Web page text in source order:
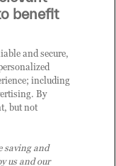
sul blog?
benefit
and secure,
including
By
but not
saving and
us and our